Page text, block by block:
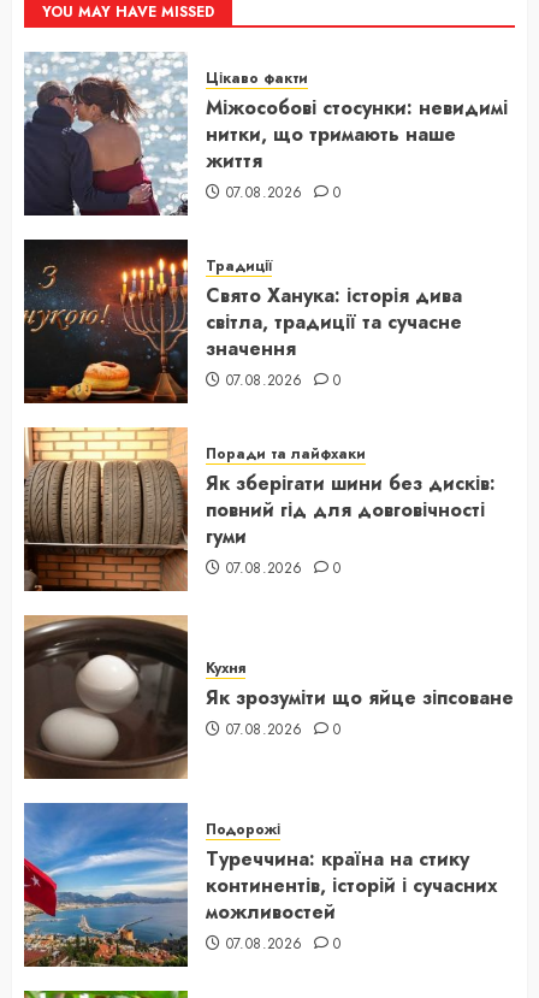
YOU MAY HAVE MISSED
Цікаво факти
Міжособові стосунки: невидимі
нитки, що тримають наше
життя
07.08.2026 0
Традиції
Свято Ханука: історія дива
світла, традиції та сучасне
значення
07.08.2026 0
Поради та лайфхаки
Як зберігати шини без дисків:
повний гід для довговічності
гуми
07.08.2026 0
Кухня
Як зрозуміти що яйце зіпсоване
07.08.2026 0
Подорожі
Туреччина: країна на стику
континентів, історій і сучасних
можливостей
07.08.2026 0